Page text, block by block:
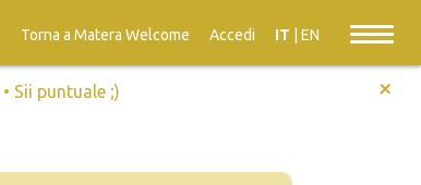
Torna a Matera Welcome Accedi IT EN
Sii puntuale ;) +